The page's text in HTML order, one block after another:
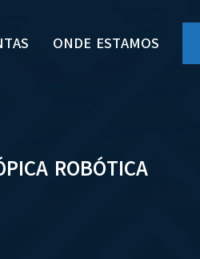
ONDE ESTAMOS
ROBÓTICA